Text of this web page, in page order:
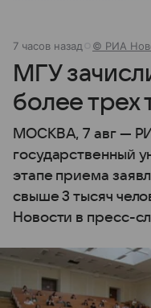
7 часов назад © РИА
МГУ
более трех
МОСКВА, 7 авг —
государственный
этапе приема
свыше 3 тысяч
Новости в пресс-